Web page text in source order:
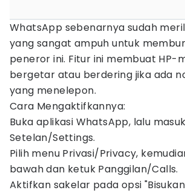
WhatsApp sebenarnya sudah
yang sangat ampuh untuk
peneror ini. Fitur ini membuat HP-
bergetar atau berdering jika ada
yang menelepon.
Cara Mengaktifkannya:
Buka aplikasi WhatsApp, lalu
Setelan/Settings.
Pilih menu Privasi/Privacy,
bawah dan ketuk Panggilan/Calls.
Aktifkan sakelar pada opsi